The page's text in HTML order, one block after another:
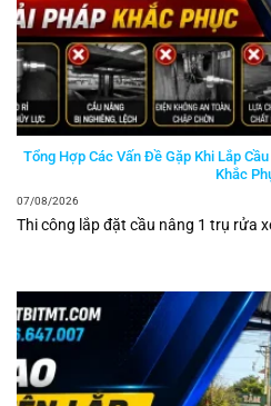
Tổng Hợp Các Vấn Đề Gặp Khi Lắp
Khắc
07/08/2026
Thi công lắp đặt cầu nâng 1 trụ rửa